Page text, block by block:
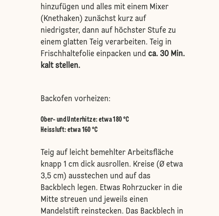
hinzufügen und alles mit einem Mixer
(Knethaken) zunächst kurz auf
niedrigster, dann auf höchster Stufe zu
einem glatten Teig verarbeiten. Teig in
Frischhaltefolie einpacken und ca. 30 Min.
kalt stellen.
Backofen vorheizen:
Ober- und Unterhitze: etwa 180 °C
Heissluft: etwa 160 °C
Teig auf leicht bemehlter Arbeitsfläche
knapp 1 cm dick ausrollen. Kreise (Ø etwa
3,5 cm) ausstechen und auf das
Backblech legen. Etwas Rohrzucker in die
Mitte streuen und jeweils einen
Mandelstift reinstecken. Das Backblech in